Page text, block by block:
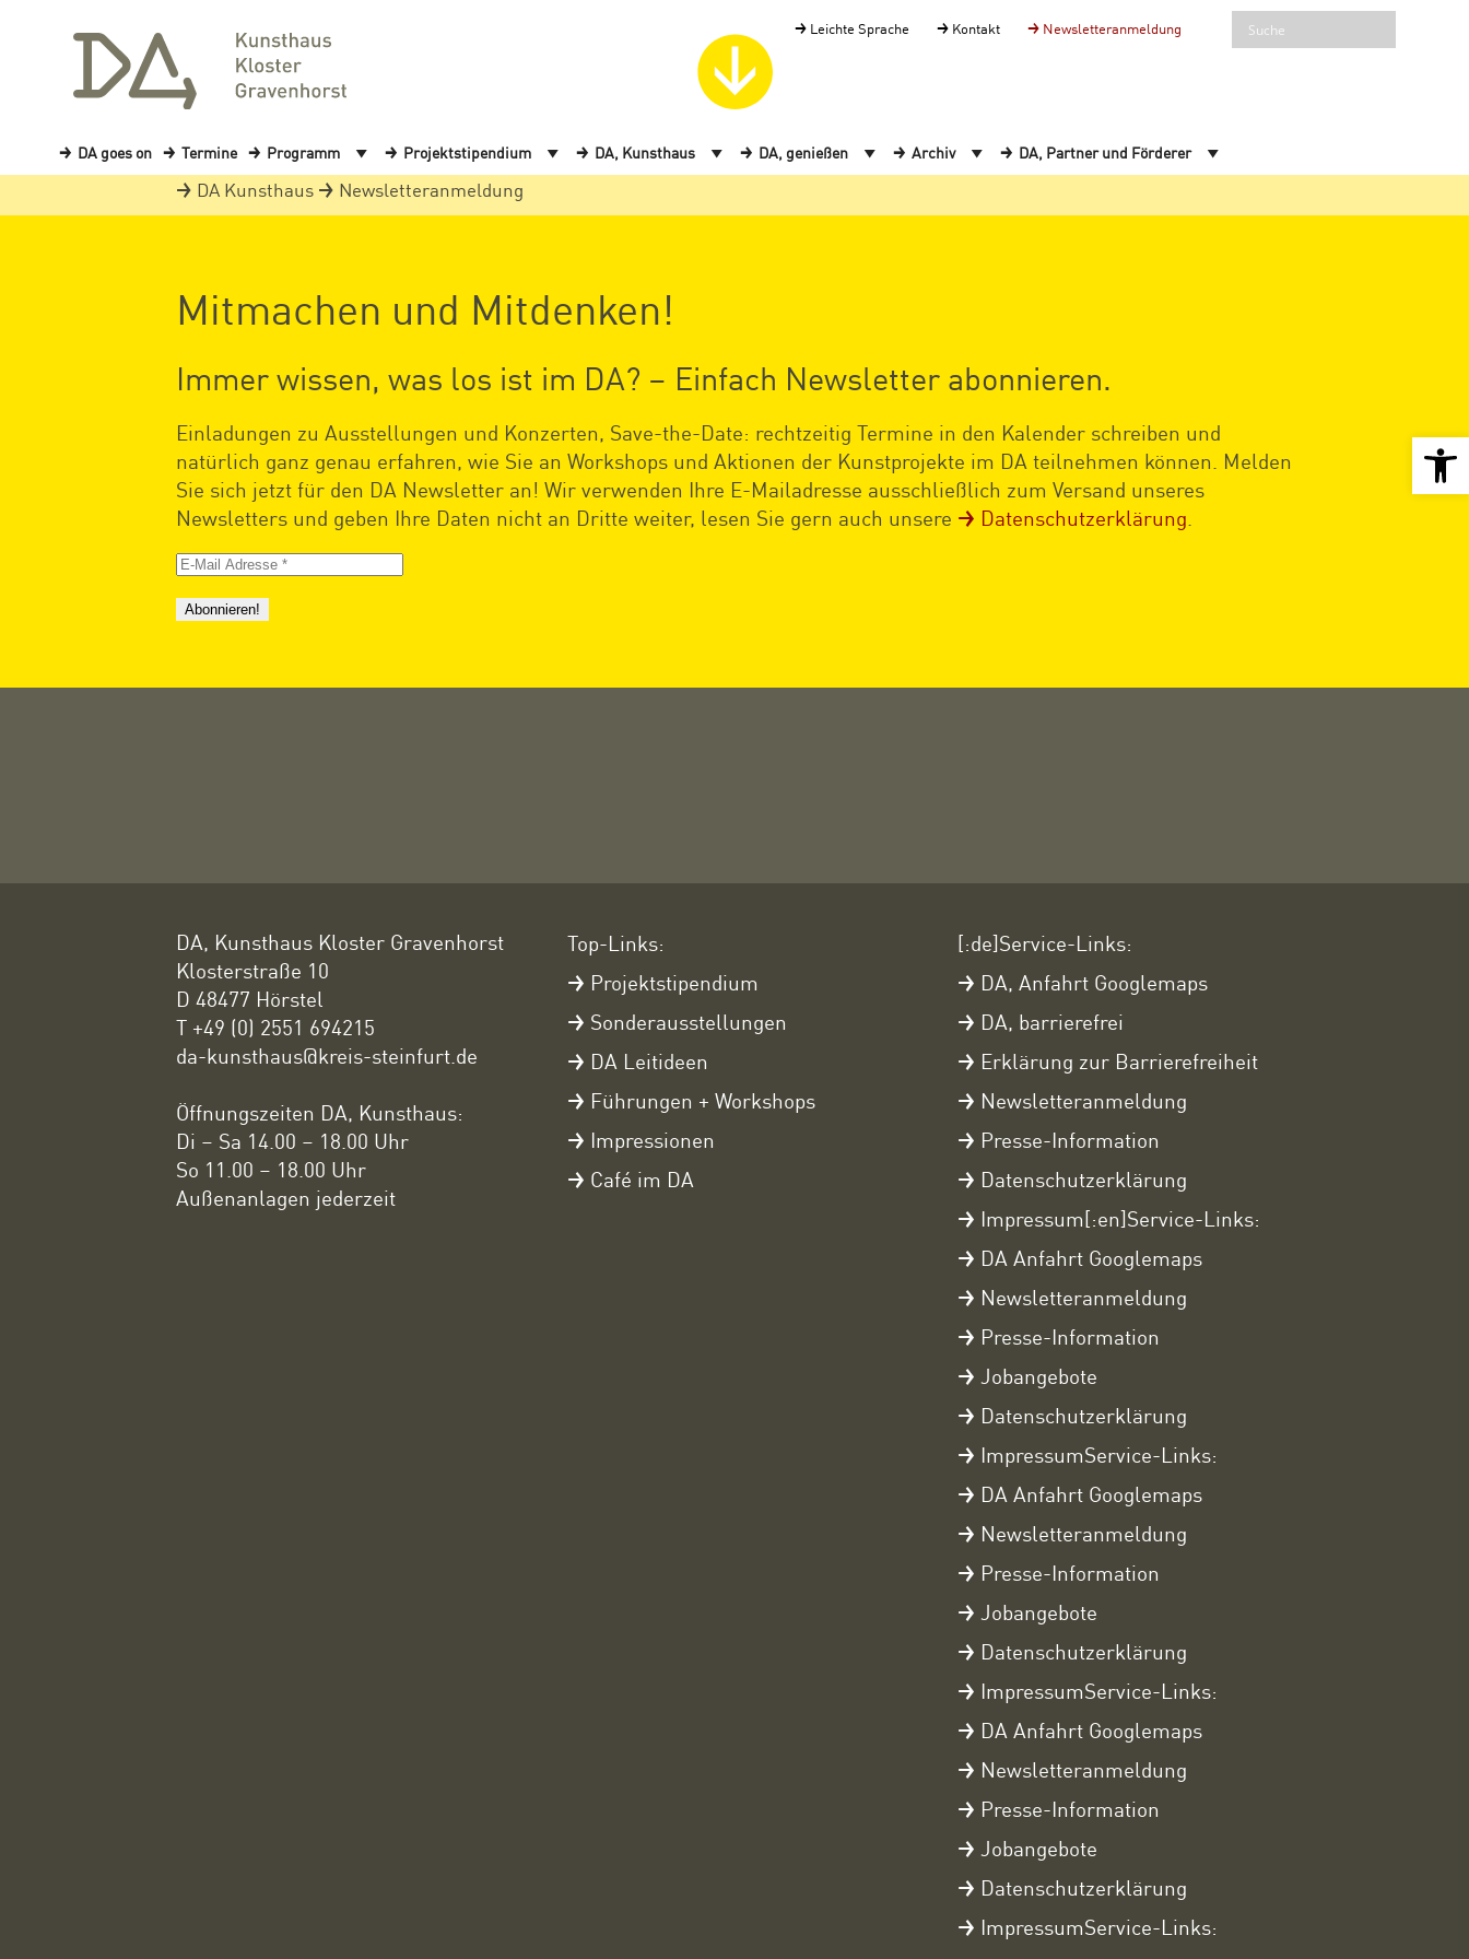
Leichte Sprache Kontakt Newsletteranmeldung
DA goes on Termine Programm Projektstipendium DA, Kunsthaus DA, genießen Archiv DA, Partner und Förderer
DA Kunsthaus Newsletteranmeldung
Mitmachen und Mitdenken!
Immer wissen, was los ist im DA? – Einfach Newsletter abonnieren.
Einladungen zu Ausstellungen und Konzerten, Save-the-Date: rechtzeitig Termine in den Kalender schreiben und
natürlich ganz genau erfahren, wie Sie an Workshops und Aktionen der Kunstprojekte im DA teilnehmen können. Melden
Sie sich jetzt für den DA Newsletter an! Wir verwenden Ihre E-Mailadresse ausschließlich zum Versand unseres
Newsletters und geben Ihre Daten nicht an Dritte weiter, lesen Sie gern auch unsere
Datenschutzerklärung
E-
Mail
Adresse
*
DA, Kunsthaus Kloster Gravenhorst
Klosterstraße 10
D 48477 Hörstel
T +49 (0) 2551 694215
da-kunsthaus@kreis-steinfurt.de
Öffnungszeiten DA, Kunsthaus:
Di – Sa 14.00 – 18.00 Uhr
So 11.00 – 18.00 Uhr
Außenanlagen jederzeit
Top-Links:
Projektstipendium
Sonderausstellungen
DA Leitideen
Führungen + Workshops
Impressionen
Café im DA
[:de]Service-Links:
DA, Anfahrt Googlemaps
DA, barrierefrei
Erklärung zur Barrierefreiheit
Newsletteranmeldung
Presse-Information
Datenschutzerklärung
Impressum[:en]Service-Links:
DA Anfahrt Googlemaps
Newsletteranmeldung
Presse-Information
Jobangebote
Datenschutzerklärung
ImpressumService-Links:
DA Anfahrt Googlemaps
Newsletteranmeldung
Presse-Information
Jobangebote
Datenschutzerklärung
ImpressumService-Links:
DA Anfahrt Googlemaps
Newsletteranmeldung
Presse-Information
Jobangebote
Datenschutzerklärung
ImpressumService-Links: